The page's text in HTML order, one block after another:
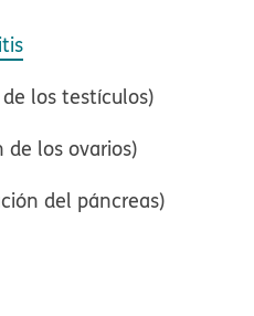
los testículos)
los ovarios)
del páncreas)